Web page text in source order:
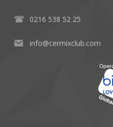
0216 538 52 25
info@cermixclub.com